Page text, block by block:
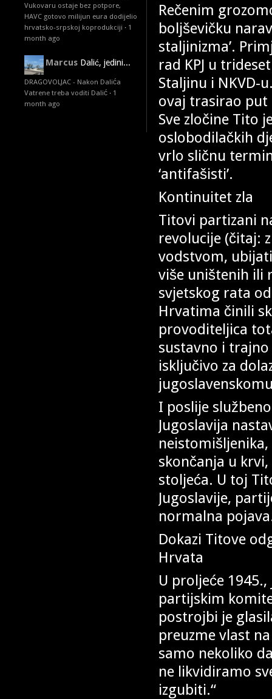
Vukovaru ostaje bez potpore,
HAVC gotovo milijun eura dodijelio
hrvatsko-srpskoj koprodukciji · 1
month ago
Marcus Dalić, jedini...
DRAGOVOLJAC - Nakon Dalića
Vatrene treba voditi Dalić · 1
month ago
Rečenim
boljševičku
staljinizma’.
rad KPJ u
Staljinu i NKVD-
ovaj trasirao put
Sve zločine Tito
oslobodilačkih
vrlo sličnu
‘antifašisti’.
Kontinuitet zla
Titovi partizani
revolucije (čitaj:
vodstvom,
više uništenih ili
svjetskog rata
Hrvatima činili
provoditeljica
sustavno i
isključivo za
I poslije
Jugoslavija
skončanja u
stoljeća. U toj
Jugoslavije,
normalna
Dokazi Titove
Hrvata
U proljeće
partijskim
postrojbi je
preuzme vlast
samo nekoliko
ne likvidiramo
izgubiti.“